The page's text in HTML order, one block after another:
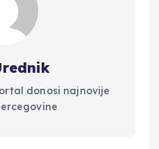
donosi najnovije